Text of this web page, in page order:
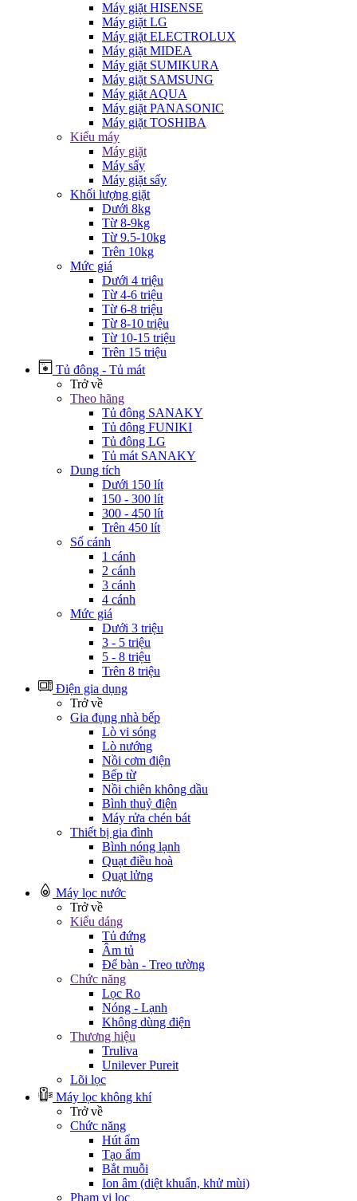
Máy giặt HISENSE
Máy giặt LG
Máy giặt ELECTROLUX
Máy giặt MIDEA
Máy giặt SUMIKURA
Máy giặt SAMSUNG
Máy giặt AQUA
Máy giặt PANASONIC
Máy giặt TOSHIBA
Kiểu máy
Máy giặt
Máy sấy
Máy giặt sấy
Khối lượng giặt
Dưới 8kg
Từ 8-9kg
Từ 9.5-10kg
Trên 10kg
Mức giá
Dưới 4 triệu
Từ 4-6 triệu
Từ 6-8 triệu
Từ 8-10 triệu
Từ 10-15 triệu
Trên 15 triệu
Tủ đông - Tủ mát
Trở về
Theo hãng
Tủ đông SANAKY
Tủ đông FUNIKI
Tủ đông LG
Tủ mát SANAKY
Dung tích
Dưới 150 lít
150 - 300 lít
300 - 450 lít
Trên 450 lít
Số cánh
1 cánh
2 cánh
3 cánh
4 cánh
Mức giá
Dưới 3 triệu
3 - 5 triệu
5 - 8 triệu
Trên 8 triệu
Điện gia dụng
Trở về
Gia đụng nhà bếp
Lò vi sóng
Lò nướng
Nồi cơm điện
Bếp từ
Nồi chiên không dầu
Bình thuỷ điện
Máy rửa chén bát
Thiết bị gia đình
Bình nóng lạnh
Quạt điều hoà
Quạt lửng
Máy lọc nước
Trở về
Kiểu dáng
Tủ đứng
Âm tủ
Để bàn - Treo tường
Chức năng
Lọc Ro
Nóng - Lạnh
Không dùng điện
Thương hiệu
Truliva
Unilever Pureit
Lõi lọc
Máy lọc không khí
Trở về
Chức năng
Hút ẩm
Tạo ẩm
Bắt muỗi
Ion âm (diệt khuẩn, khử mùi)
Phạm vi lọc